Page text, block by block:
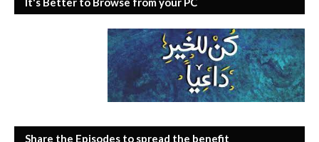
Share the Episodes to spread the benefit